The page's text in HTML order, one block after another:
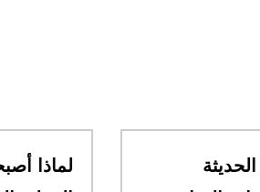
الزهور الحديثة